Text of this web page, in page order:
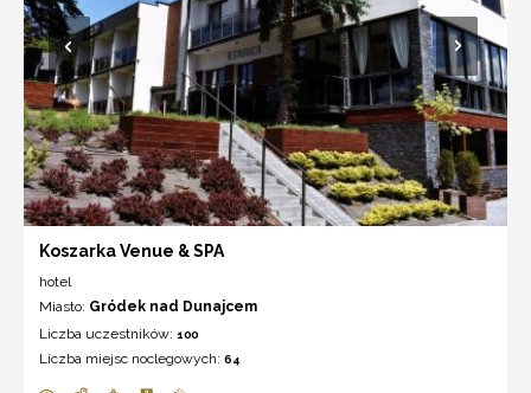
Koszarka Venue & SPA
hotel
Miasto: Gródek nad Dunajcem
Liczba uczestników: 100
Liczba miejsc noclegowych: 64